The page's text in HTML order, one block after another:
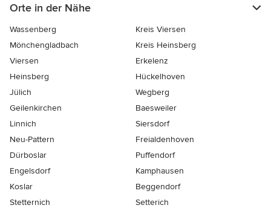
Orte in der Nähe
Wassenberg
Kreis Viersen
Mönchengladbach
Kreis Heinsberg
Viersen
Erkelenz
Heinsberg
Hückelhoven
Jülich
Wegberg
Geilenkirchen
Baesweiler
Linnich
Siersdorf
Neu-Pattern
Freialdenhoven
Dürboslar
Puffendorf
Engelsdorf
Kamphausen
Koslar
Beggendorf
Stetternich
Setterich